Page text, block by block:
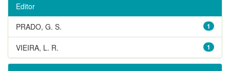
Editor
1
PRADO, G. S.
1
VIEIRA, L. R.